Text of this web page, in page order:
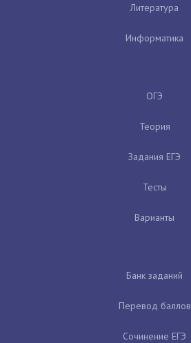
Литература
Информатика
ОГЭ
Теория
Задания ЕГЭ
Тесты
Варианты
Банк заданий
Перевод баллов
Сочинение ЕГЭ